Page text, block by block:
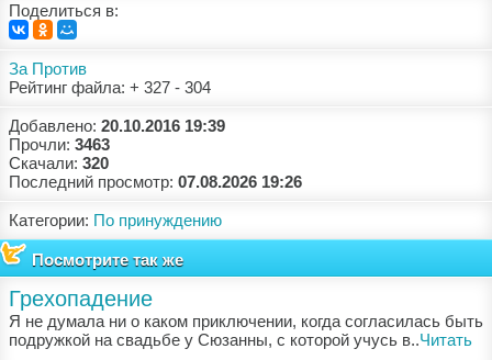
Поделиться в:
За Против
Рейтинг файла: + 327 - 304
Добавлено: 20.10.2016 19:39
Прочли: 3463
Скачали: 320
Последний просмотр: 07.08.2026 19:26
Категории: По принуждению
Посмотрите так же
Грехопадение
Я не думала ни о каком приключении, когда согласилась быть
подружкой на свадьбе у Сюзанны, с которой учусь в..Читать